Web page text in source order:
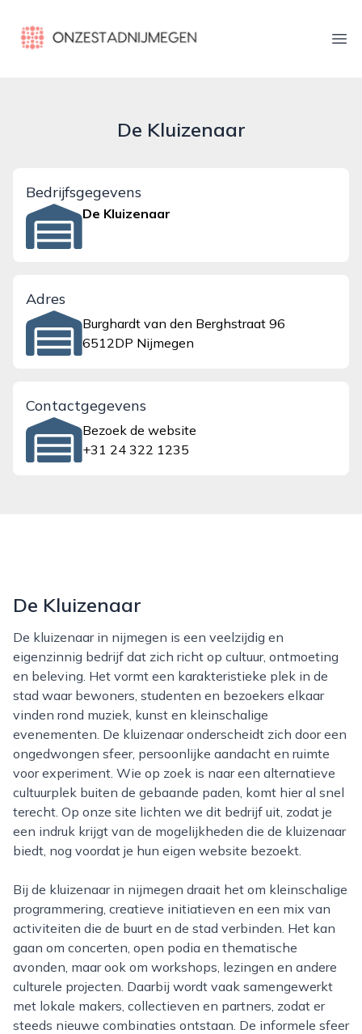
onzestadnijmegen.nl
De Kluizenaar
Bedrijfsgegevens
De Kluizenaar
Adres
Burghardt van den Berghstraat 96
6512DP Nijmegen
Contactgegevens
Bezoek de website
+31 24 322 1235
De Kluizenaar
De kluizenaar in nijmegen is een veelzijdig en
eigenzinnig bedrijf dat zich richt op cultuur, ontmoeting
en beleving. Het vormt een karakteristieke plek in de
stad waar bewoners, studenten en bezoekers elkaar
vinden rond muziek, kunst en kleinschalige
evenementen. De kluizenaar onderscheidt zich door een
ongedwongen sfeer, persoonlijke aandacht en ruimte
voor experiment. Wie op zoek is naar een alternatieve
cultuurplek buiten de gebaande paden, komt hier al snel
terecht. Op onze site lichten we dit bedrijf uit, zodat je
een indruk krijgt van de mogelijkheden die de kluizenaar
biedt, nog voordat je hun eigen website bezoekt.
Bij de kluizenaar in nijmegen draait het om kleinschalige
programmering, creatieve initiatieven en een mix van
activiteiten die de buurt en de stad verbinden. Het kan
gaan om concerten, open podia en thematische
avonden, maar ook om workshops, lezingen en andere
culturele projecten. Daarbij wordt vaak samengewerkt
met lokale makers, collectieven en partners, zodat er
steeds nieuwe combinaties ontstaan. De informele sfeer